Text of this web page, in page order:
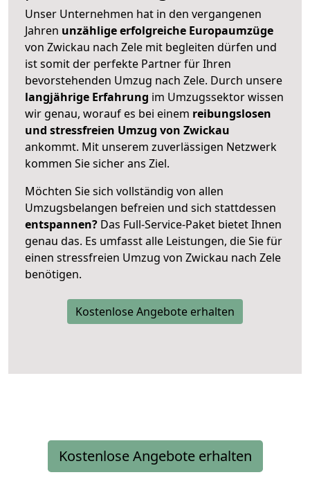
Unser Unternehmen hat in den vergangenen
Jahren unzählige erfolgreiche Europaumzüge
von Zwickau nach Zele mit begleiten dürfen und
ist somit der perfekte Partner für Ihren
bevorstehenden Umzug nach Zele. Durch unsere
langjährige Erfahrung im Umzugssektor wissen
wir genau, worauf es bei einem reibungslosen
und stressfreien Umzug von Zwickau
ankommt. Mit unserem zuverlässigen Netzwerk
kommen Sie sicher ans Ziel.
Möchten Sie sich vollständig von allen
Umzugsbelangen befreien und sich stattdessen
entspannen? Das Full-Service-Paket bietet Ihnen
genau das. Es umfasst alle Leistungen, die Sie für
einen stressfreien Umzug von Zwickau nach Zele
benötigen.
Kostenlose Angebote erhalten
Kostenlose Angebote erhalten